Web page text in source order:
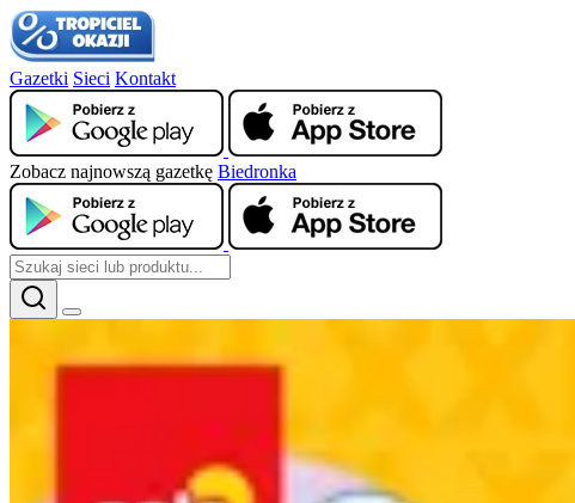
Gazetki Sieci Kontakt
Zobacz najnowszą gazetkę Biedronka